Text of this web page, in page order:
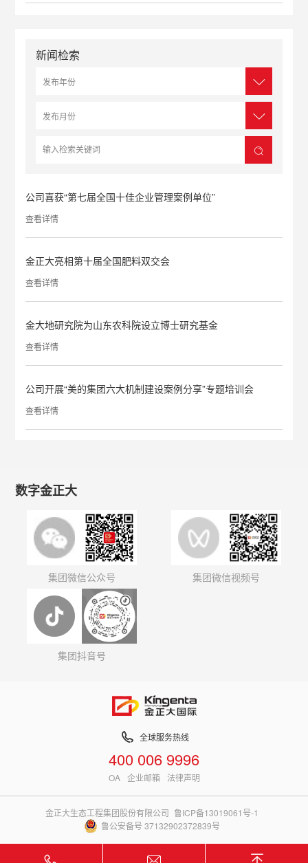
新闻检索
公司喜获“第七届全国十佳企业管理案例单位”
查看详情
金正大亮相第十届全国肥料双交会
查看详情
金大地研究院为山东农科院设立博士研究基金
查看详情
公司开展“美的集团六大机制建设案例分享”专题培训会
查看详情
数字金正大
集团微信公众号 集团微信视频号
集团抖音号
全球服务热线
400 006 9996
OA 企业邮箱 法律声明
金正大生态工程集团股份有限公司 鲁ICP备13019061号-1
鲁公安备号 37132902372839号